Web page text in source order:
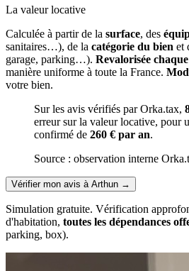
La valeur locative
Calculée à partir de la surface, des
sanitaires…), de la catégorie du bien et
garage, parking…). Revalorisée
manière uniforme à toute la France.
votre bien.
Sur les avis vérifiés par Orka.tax,
erreur sur la valeur locative, pour
confirmé de 260 € par an.
Source : observation interne
Vérifier mon avis à Arthun →
Simulation gratuite. Vérification
d'habitation, toutes les dépendances
parking, box).